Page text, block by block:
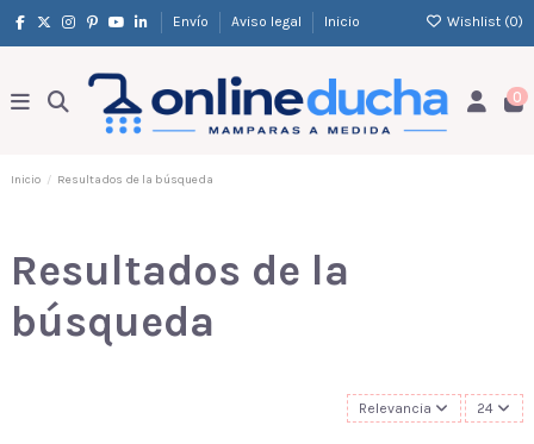
Envío Aviso legal Inicio Wishlist (0)
0
Inicio Resultados de la búsqueda
Resultados de la
búsqueda
Relevancia 24